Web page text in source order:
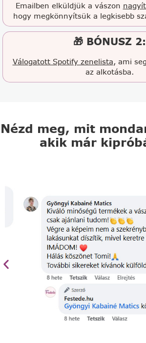
Emailben elküldjük a vászon
hogy megkönnyítsük a legkisebb
🎁 BÓNUSZ 2:
Válogatott Spotify zenelista, ami
az alkotásba.
Nézd meg, mit
akik már